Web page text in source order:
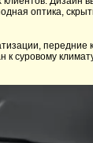
оптика,
передние
суровому